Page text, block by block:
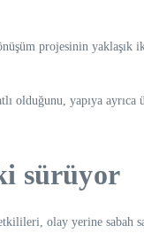
projesinin yaklaşık
yapıya ayrıca
sürüyor
olay yerine sabah